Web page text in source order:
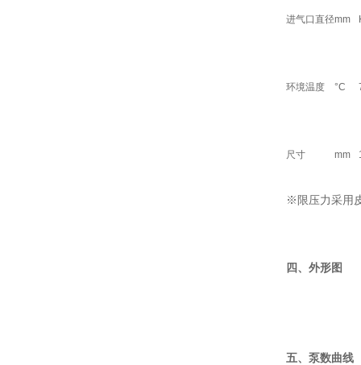
进气口直径mm
环境温度 °C
尺寸 mm
※限压力采用
四、外形图
五、泵数曲线